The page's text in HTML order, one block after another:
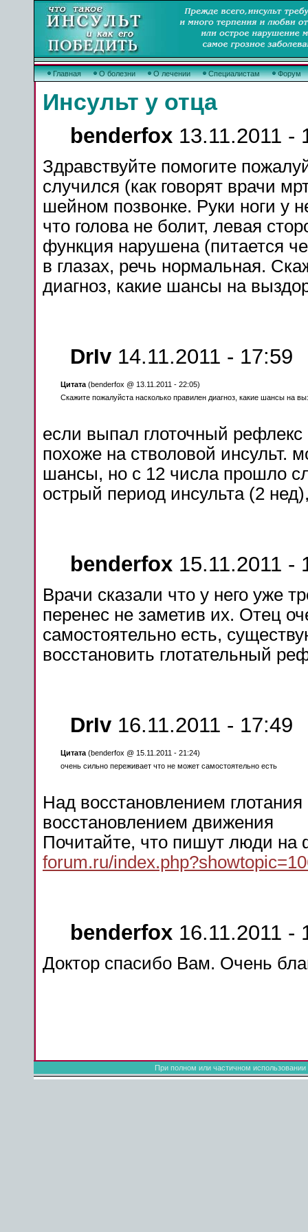
Главная О болезни О лечении Специалистам Форум
Инсульт у отца
benderfox 13.11.2011 -
Здравствуйте помогите
случился (как говорят врачи
шейном позвонке. Руки ноги у
что голова не болит, левая
функция нарушена (питается
в глазах, речь нормальная.
диагноз, какие шансы на
DrIv 14.11.2011 - 17:59
Цитата(benderfox @ 13.11.2011 - 22:05)
Скажите пожалуйста насколько правилен диагноз, какие шансы на
если выпал глоточный рефлекс
похоже на стволовой инсульт.
шансы, но с 12 числа прошло
острый период инсульта(2
benderfox 15.11.2011 -
Врачи сказали что у него уже
перенес не заметив их. Отец
самостоятельно есть,
восстановить глотательный
DrIv 16.11.2011 - 17:49
Цитата(benderfox @ 15.11.2011 - 21:24)
очень сильно переживает что не может самостоятельно есть
Над восстановлением глотания
восстановлением движения
Почитайте, что пишут люди на
forum.ru/
benderfox 16.11.2011 -
Доктор спасибо Вам. Очень
При полном или частичном